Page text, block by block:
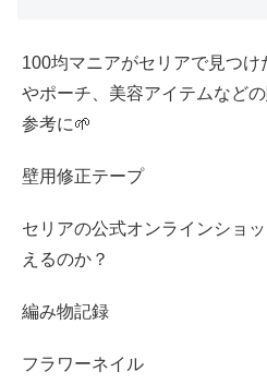
100均マニアがセリアで見つ
やポーチ、美容アイテムなど
参考に🌱
壁用修正テープ
セリアの公式オンラインショ
えるのか？
編み物記録
フラワーネイル